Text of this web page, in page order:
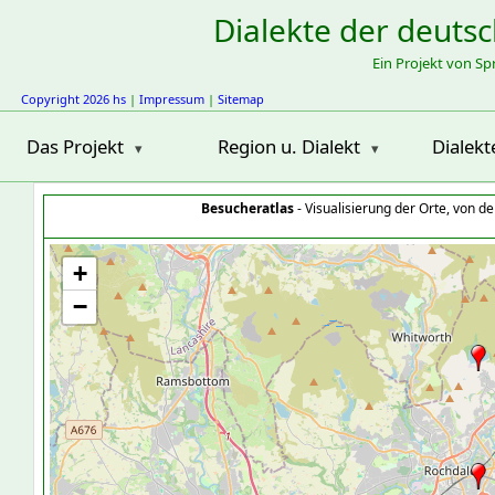
Dialekte der
Ein Projekt von
Copyright 2026 hs | Impressum | Sitemap
Das Projekt Region u. Dialekt
Besucheratlas- Visualisierung der Orte, von
+
−